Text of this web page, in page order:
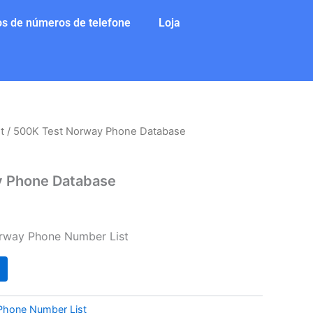
de números de telefone Loja
/ 500K Test Norway Phone Database
Database
Phone Number List
Number List